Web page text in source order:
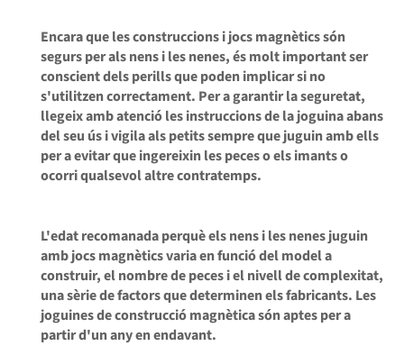
Encara que les construccions i jocs magnètics són
segurs per als nens i les nenes, és molt important ser
conscient dels perills que poden implicar si no
s'utilitzen correctament. Per a garantir la seguretat,
llegeix amb atenció les instruccions de la joguina abans
del seu ús i vigila als petits sempre que juguin amb ells
per a evitar que ingereixin les peces o els imants o
ocorri qualsevol altre contratemps.
L'edat recomanada perquè els nens i les nenes juguin
amb jocs magnètics varia en funció del model a
construir, el nombre de peces i el nivell de complexitat,
una sèrie de factors que determinen els fabricants. Les
joguines de construcció magnètica són aptes per a
partir d'un any en endavant.